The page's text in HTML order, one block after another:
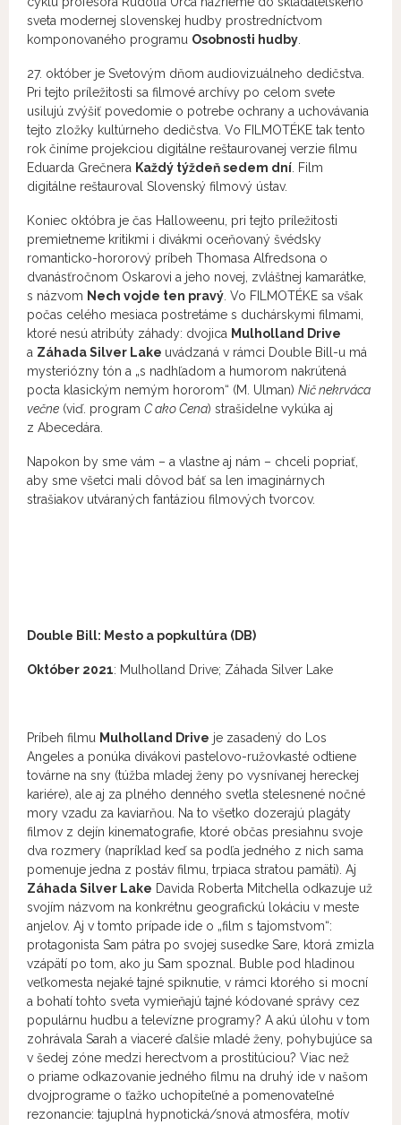
sveta modernej slovenskej hudby prostredníctvom
komponovaného programu Osobnosti hudby
27. október je Svetovým dňom audiovizuálneho dedičstva.
Pri tejto príležitosti sa filmové archívy po celom svete
usilujú zvýšiť povedomie o potrebe ochrany a uchovávania
tejto zložky kultúrneho dedičstva. Vo FILMOTÉKE tak tento
rok činíme projekciou digitálne reštaurovanej verzie filmu
Eduarda Grečnera Každý týždeň sedem dní . Film
digitálne reštauroval Slovenský filmový ústav.
Koniec októbra je čas Halloweenu, pri tejto príležitosti
premietneme kritikmi i divákmi oceňovaný švédsky
romanticko-hororový príbeh Thomasa Alfredsona o
dvanásťročnom Oskarovi a jeho novej, zvláštnej kamarátke,
s názvom Nech vojde ten pravý . Vo FILMOTÉKE sa však
počas celého mesiaca postretáme s duchárskymi filmami,
ktoré nesú atribúty záhady: dvojica Mulholland Drive
a Záhada Silver Lake uvádzaná v rámci Double Bill-u má
mysteriózny tón a „s nadhľadom a humorom nakrútená
pocta klasickým nemým hororom“ (M. Ulman) Nič nekrváca
večne (viď. program C ako Cena) strašidelne vykúka aj
z Abecedára.
Napokon by sme vám – a vlastne aj nám – chceli popriať,
aby sme všetci mali dôvod báť sa len imaginárnych
strašiakov utváraných fantáziou filmových tvorcov.
Double Bill: Mesto a popkultúra (DB)
Október 2021: Mulholland Drive; Záhada Silver Lake
Príbeh filmu Mulholland Drive je zasadený do Los
Angeles a ponúka divákovi pastelovo-ružovkasté odtiene
továrne na sny (túžba mladej ženy po vysnívanej hereckej
kariére), ale aj za plného denného svetla stelesnené nočné
mory vzadu za kaviarňou. Na to všetko dozerajú plagáty
filmov z dejín kinematografie, ktoré občas presiahnu svoje
dva rozmery (napríklad keď sa podľa jedného z nich sama
pomenuje jedna z postáv filmu, trpiaca stratou pamäti). Aj
Záhada Silver Lake Davida Roberta Mitchella odkazuje už
svojím názvom na konkrétnu geografickú lokáciu v meste
anjelov. Aj v tomto prípade ide o „film s tajomstvom“:
protagonista Sam pátra po svojej susedke Sare, ktorá zmizla
vzápätí po tom, ako ju Sam spoznal. Buble pod hladinou
veľkomesta nejaké tajné spiknutie, v rámci ktorého si mocní
a bohatí tohto sveta vymieňajú tajné kódované správy cez
populárnu hudbu a televízne programy? A akú úlohu v tom
zohrávala Sarah a viaceré ďalšie mladé ženy, pohybujúce sa
v šedej zóne medzi herectvom a prostitúciou? Viac než
o priame odkazovanie jedného filmu na druhý ide v našom
dvojprograme o ťažko uchopiteľné a pomenovateľné
rezonancie: tajuplná hypnotická/snová atmosféra, motív